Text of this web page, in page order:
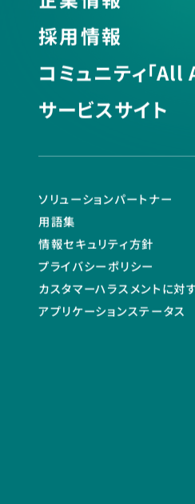
採用情報
コミュニティ「
サービスサイト
ソリューションパートナー
用語集
情報セキュリティ方針
プライバシーポリシー
カスタマーハラスメントに対
アプリケーションステータス